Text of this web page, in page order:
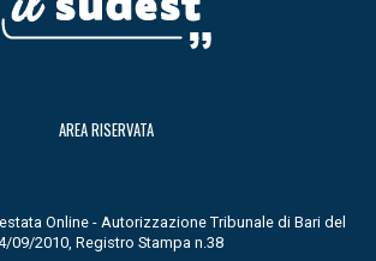
AREA RISERVATA
Online - Autorizzazione Tribunale di Bari del
09/2010, Registro Stampa n.38